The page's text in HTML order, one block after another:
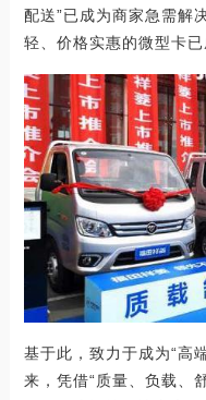
配送”已成为商家急需解
轻、价格实惠的微型卡已
基于此，致力于成为“高
来，凭借“质量、负载、